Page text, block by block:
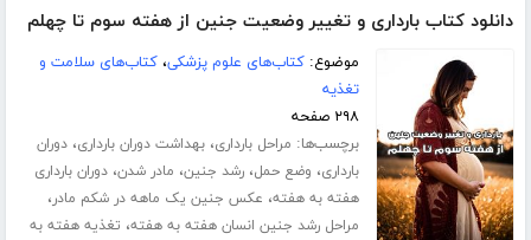
دانلود کتاب بارداری و تغییر وضعیت جنین از هفته سوم تا چهلم
موضوع:کتاب‌های علوم پزشکی،کتاب‌های سلامت و
تغذیه
۲۹۸ صفحه
برچسب‌ها: مراحل بارداری،بهداشت دوران بارداری،دوران
بارداری، وضع حمل،رشد جنین، مادر شدن،دوران بارداری
هفته به هفته، عکس جنین یک ماهه در شکم مادر،
مراحل رشد جنین انسان هفته به هفته، تغذیه هفته به